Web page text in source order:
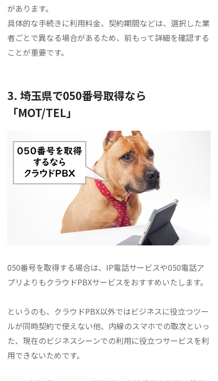
があります。
具体的な手続きに利用料金、契約期間などは、選択した業
者ごとで異なる場合があるため、前もって詳細を確認する
ことが重要です。
3. 埼玉県で050番号取得なら
「MOT/TEL」
050番号を取得する場合は、IP電話サービスや050電話ア
プリよりもクラウドPBXサービスをおすすめいたします。
というのも、クラウドPBX以外ではビジネスに役立つツー
ルが同時契約で使えない他、内線のスマホでの取次といっ
た、現在のビジネスシーンでの利用に役立つサービスを利
用できないためです。